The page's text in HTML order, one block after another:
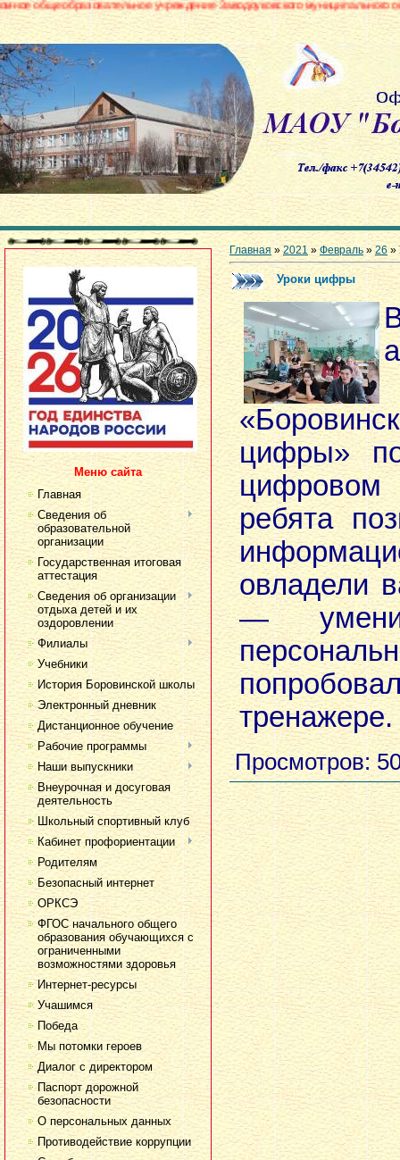
учреждение Заводоуковского муниципального округа
Меню сайта
Главная
Сведения об
образовательной
организации
Государственная итоговая
аттестация
Сведения об организации
отдыха детей и их
оздоровлении
Филиалы
Учебники
История Боровинской школы
Электронный дневник
Дистанционное обучение
Рабочие программы
Наши выпускники
Внеурочная и досуговая
деятельность
Школьный спортивный клуб
Кабинет профориентации
Родителям
Безопасный интернет
ОРКСЭ
ФГОС начального общего
образования обучающихся с
ограниченными
возможностями здоровья
Интернет-ресурсы
Учашимся
Победа
Мы потомки героев
Диалог с директором
Паспорт дорожной
безопасности
О персональных данных
Противодействие коррупции
Главная »2021 » Февраль » 26 »
Уроки цифры
цифры»
ребята
овладели
—
тренажере.
Просмотров: